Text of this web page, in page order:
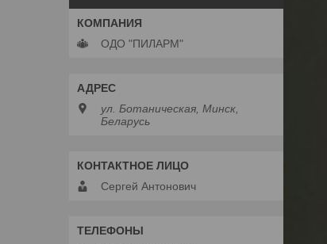
ОДО "ПИЛАРМ"
ул. Ботаническая, Минск,
Беларусь
Сергей Антонович